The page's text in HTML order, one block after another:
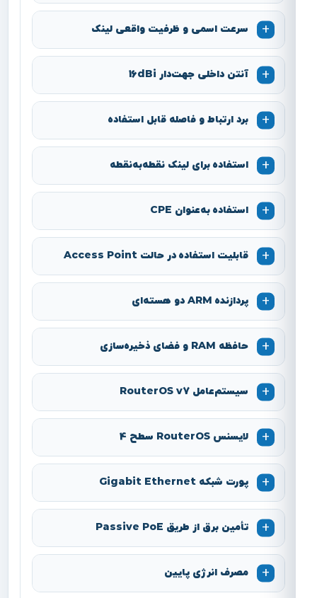
سرعت اسمی و ظرفیت واقعی لینک
آنتن داخلی جهت‌دار 16dBi
برد ارتباط و فاصله قابل استفاده
استفاده برای لینک نقطه‌به‌نقطه
استفاده به‌عنوان CPE
قابلیت استفاده در حالت Access Point
پردازنده ARM دو هسته‌ای
حافظه RAM و فضای ذخیره‌سازی
سیستم‌عامل RouterOS v7
لایسنس RouterOS سطح 4
پورت شبکه Gigabit Ethernet
تأمین برق از طریق Passive PoE
مصرف انرژی پایین